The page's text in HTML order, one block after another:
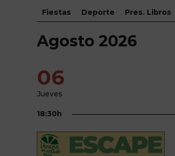
Fiestas
Deporte Pres. Libros
Agosto 2026
06
Jueves
18:30h